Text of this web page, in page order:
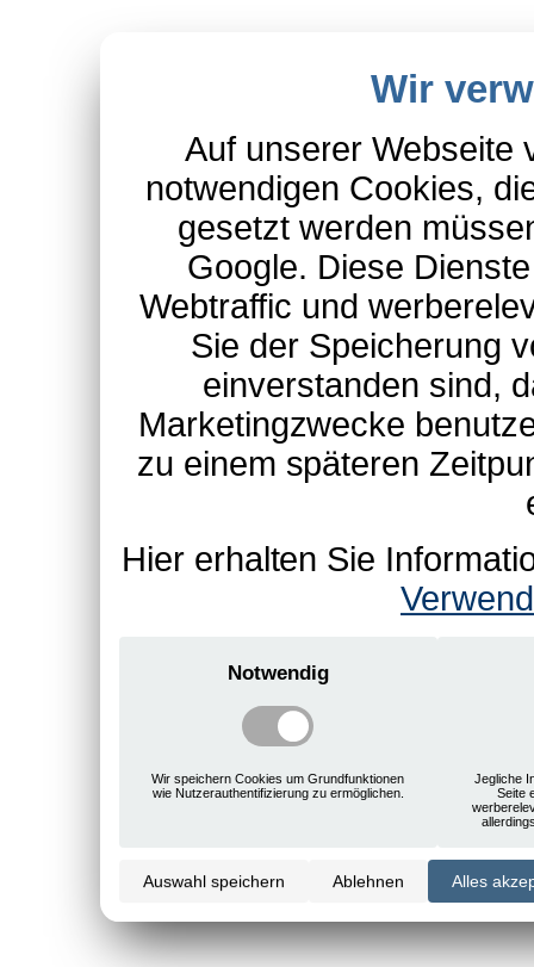
Wir
Auf unserer Webseite
notwendigen Cookies,
gesetzt werden
Google. Diese
Webtraffic und
Sie der Speicherung
einverstanden sind,
Marketingzwecke
zu einem späteren
Hier erhalten Sie
Notwendig
Wir speichern Cookies um Grundfunktionen
wie Nutzerauthentifizierung zu ermöglichen.
Jegliche
Seite
Auswahl speichern Ablehnen Alles